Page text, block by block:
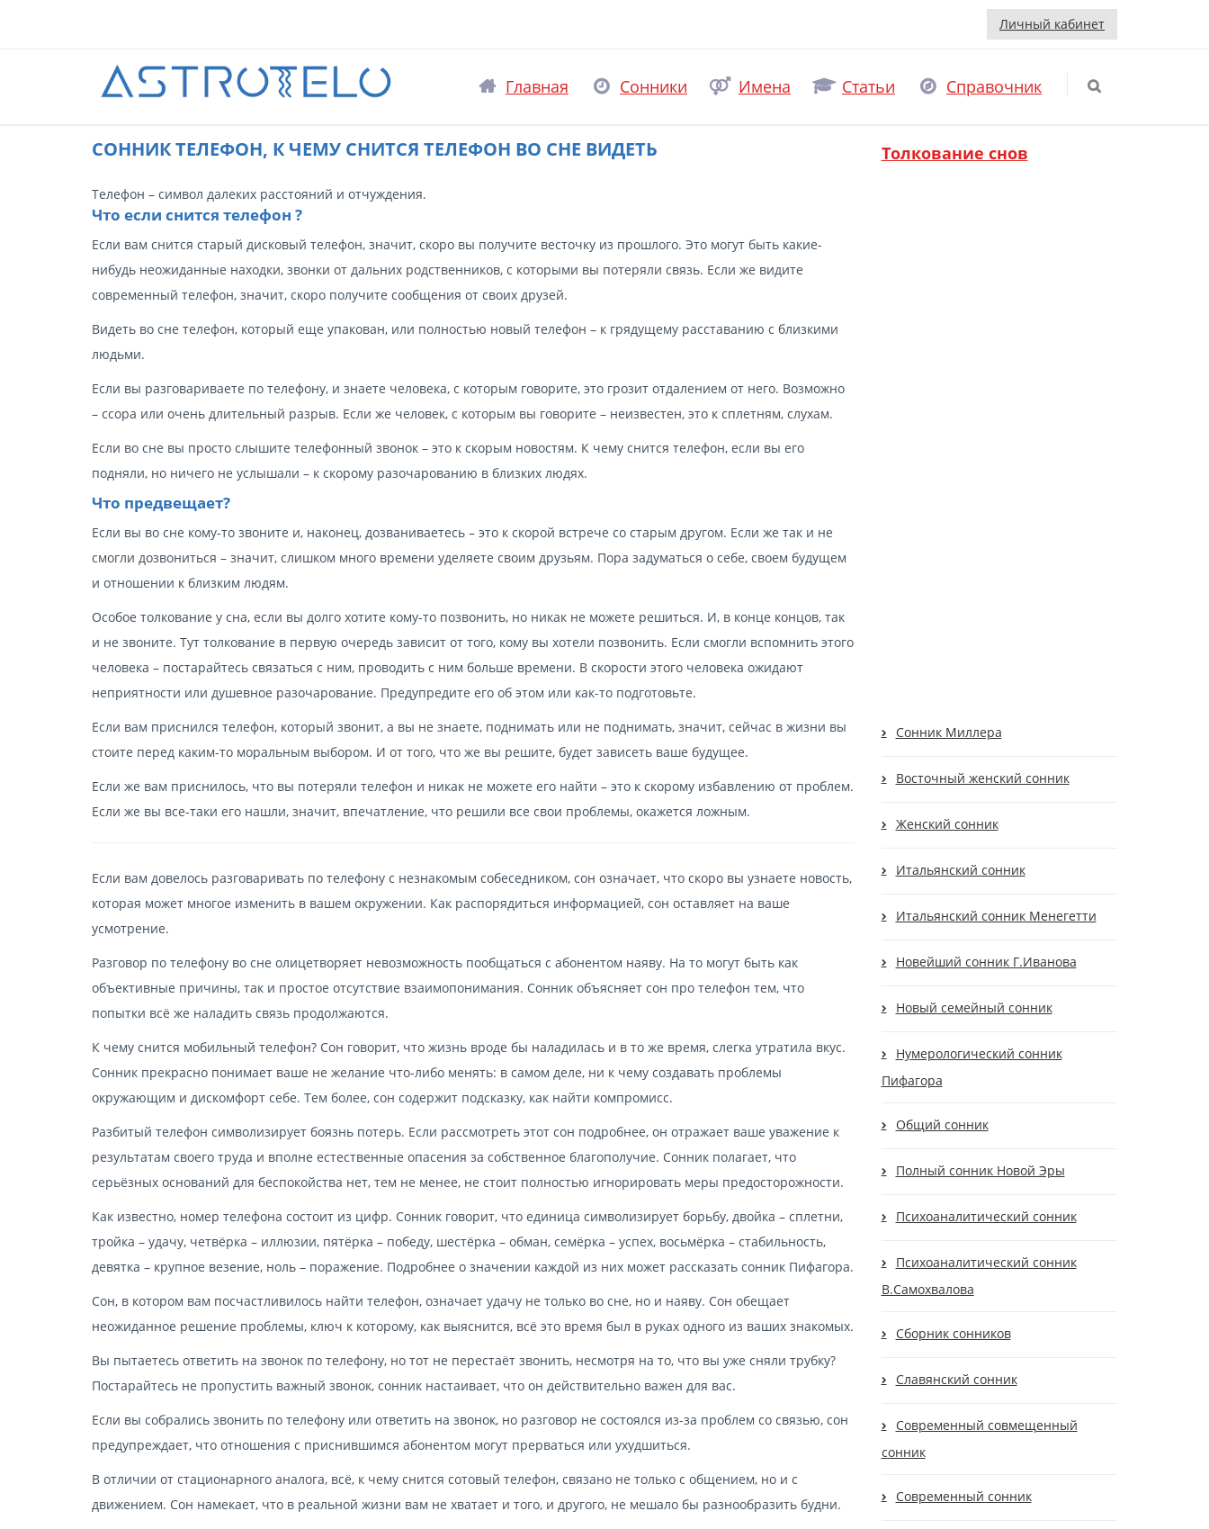
Личный кабинет
Главная Сонники Имена Статьи Справочник
CОННИК ТЕЛЕФОН, К ЧЕМУ СНИТСЯ ТЕЛЕФОН ВО СНЕ ВИДЕТЬ
Телефон – символ далеких расстояний и отчуждения.
Что если снится телефон ?
Если вам снится старый дисковый телефон, значит, скоро вы получите весточку из прошлого. Это могут быть какие-
нибудь неожиданные находки, звонки от дальних родственников, с которыми вы потеряли связь. Если же видите
современный телефон, значит, скоро получите сообщения от своих друзей.
Видеть во сне телефон, который еще упакован, или полностью новый телефон – к грядущему расставанию с близкими
людьми.
Если вы разговариваете по телефону, и знаете человека, с которым говорите, это грозит отдалением от него. Возможно
– ссора или очень длительный разрыв. Если же человек, с которым вы говорите – неизвестен, это к сплетням, слухам.
Если во сне вы просто слышите телефонный звонок – это к скорым новостям. К чему снится телефон, если вы его
подняли, но ничего не услышали – к скорому разочарованию в близких людях.
Что предвещает?
Если вы во сне кому-то звоните и, наконец, дозваниваетесь – это к скорой встрече со старым другом. Если же так и не
смогли дозвониться – значит, слишком много времени уделяете своим друзьям. Пора задуматься о себе, своем будущем
и отношении к близким людям.
Особое толкование у сна, если вы долго хотите кому-то позвонить, но никак не можете решиться. И, в конце концов, так
и не звоните. Тут толкование в первую очередь зависит от того, кому вы хотели позвонить. Если смогли вспомнить этого
человека – постарайтесь связаться с ним, проводить с ним больше времени. В скорости этого человека ожидают
неприятности или душевное разочарование. Предупредите его об этом или как-то подготовьте.
Если вам приснился телефон, который звонит, а вы не знаете, поднимать или не поднимать, значит, сейчас в жизни вы
стоите перед каким-то моральным выбором. И от того, что же вы решите, будет зависеть ваше будущее.
Если же вам приснилось, что вы потеряли телефон и никак не можете его найти – это к скорому избавлению от проблем.
Если же вы все-таки его нашли, значит, впечатление, что решили все свои проблемы, окажется ложным.
Если вам довелось разговаривать по телефону с незнакомым собеседником, сон означает, что скоро вы узнаете новость,
которая может многое изменить в вашем окружении. Как распорядиться информацией, сон оставляет на ваше
усмотрение.
Разговор по телефону во сне олицетворяет невозможность пообщаться с абонентом наяву. На то могут быть как
объективные причины, так и простое отсутствие взаимопонимания. Сонник объясняет сон про телефон тем, что
попытки всё же наладить связь продолжаются.
К чему снится мобильный телефон? Сон говорит, что жизнь вроде бы наладилась и в то же время, слегка утратила вкус.
Сонник прекрасно понимает ваше не желание что-либо менять: в самом деле, ни к чему создавать проблемы
окружающим и дискомфорт себе. Тем более, сон содержит подсказку, как найти компромисс.
Разбитый телефон символизирует боязнь потерь. Если рассмотреть этот сон подробнее, он отражает ваше уважение к
результатам своего труда и вполне естественные опасения за собственное благополучие. Сонник полагает, что
серьёзных оснований для беспокойства нет, тем не менее, не стоит полностью игнорировать меры предосторожности.
Как известно, номер телефона состоит из цифр. Сонник говорит, что единица символизирует борьбу, двойка – сплетни,
тройка – удачу, четвёрка – иллюзии, пятёрка – победу, шестёрка – обман, семёрка – успех, восьмёрка – стабильность,
девятка – крупное везение, ноль – поражение. Подробнее о значении каждой из них может рассказать сонник Пифагора.
Сон, в котором вам посчастливилось найти телефон, означает удачу не только во сне, но и наяву. Сон обещает
неожиданное решение проблемы, ключ к которому, как выяснится, всё это время был в руках одного из ваших знакомых.
Вы пытаетесь ответить на звонок по телефону, но тот не перестаёт звонить, несмотря на то, что вы уже сняли трубку?
Постарайтесь не пропустить важный звонок, сонник настаивает, что он действительно важен для вас.
Если вы собрались звонить по телефону или ответить на звонок, но разговор не состоялся из-за проблем со связью, сон
предупреждает, что отношения с приснившимся абонентом могут прерваться или ухудшиться.
В отличии от стационарного аналога, всё, к чему снится сотовый телефон, связано не только с общением, но и с
движением. Сон намекает, что в реальной жизни вам не хватает и того, и другого, не мешало бы разнообразить будни.
Толкование снов
Cонник Миллера
Восточный женский сонник
Женский сонник
Итальянский сонник
Итальянский сонник Менегетти
Новейший сонник Г.Иванова
Новый семейный сонник
Нумерологический сонник
Пифагора
Общий сонник
Полный сонник Новой Эры
Психоаналитический сонник
Психоаналитический сонник
В.Самохвалова
Сборник сонников
Славянский сонник
Современный cовмещенный
сонник
Современный сонник